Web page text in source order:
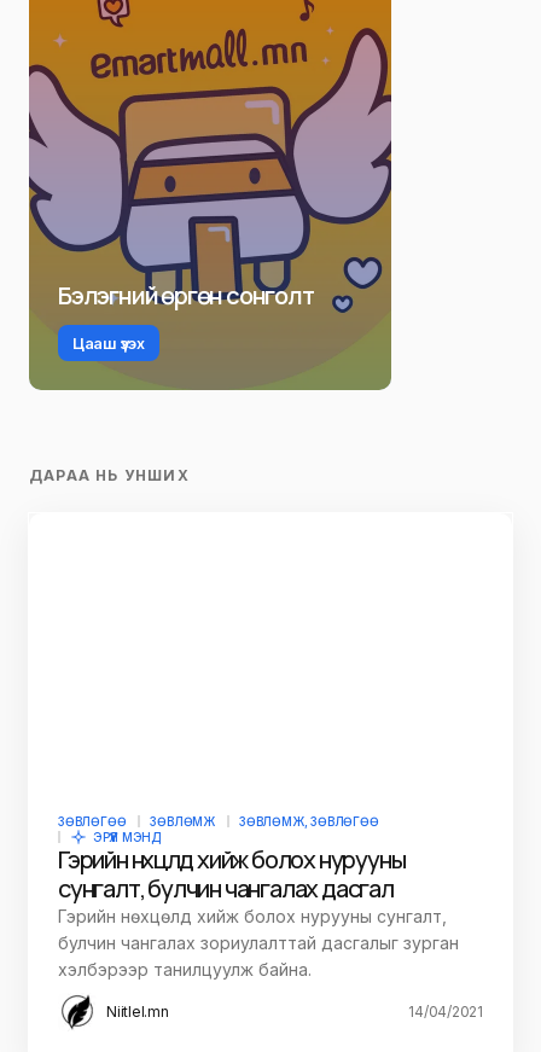
Бэлэгний өргөн сонголт
Цааш үзэх
ДАРАА НЬ УНШИХ
ЗӨВЛӨГӨӨ ЗӨВЛӨМЖ
ЗӨВЛӨМЖ, ЗӨВЛӨГӨӨ
ЭРҮҮЛ МЭНД
Гэрийн нөхцөлд хийж болох нурууны
сунгалт, булчин чангалах дасгал
Гэрийн нөхцөлд хийж болох нурууны сунгалт,
булчин чангалах зориулалттай дасгалыг зурган
хэлбэрээр танилцуулж байна.
Niitlel.mn 14/04/2021